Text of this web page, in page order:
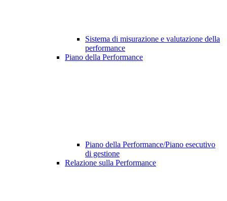
Sistema di misurazione e valutazione della
performance
Piano della Performance
Piano della Performance/Piano esecutivo
di gestione
Relazione sulla Performance